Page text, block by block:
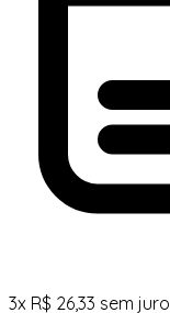
3x R$ 26,33 sem